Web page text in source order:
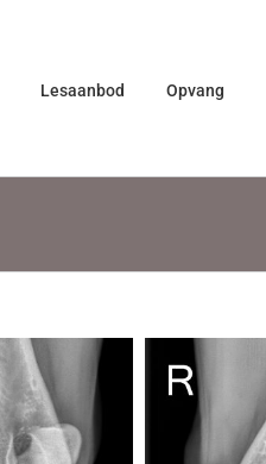
Lesaanbod Opvang